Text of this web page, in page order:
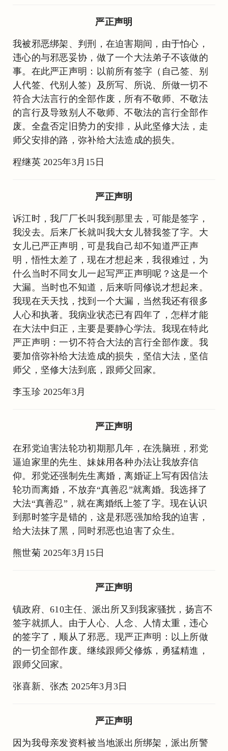
严正声明
我被邪恶绑架、判刑，在迫害期间，由于怕心，
违心的与邪恶妥协，做了一个大法弟子不该做的
事。在此严正声明：以前所有签字（自己签、别
人代签、代别人签）及所写、所说、所做一切不
符合大法言行的全部作废，所有不敬师、不敬法
的言行及导致别人不敬师、不敬法的言行全部作
废。全盘否定旧势力的安排，从此坚修大法，走
师父安排的路，弥补给大法造成的损失。
程继英 2025年3月15日
严正声明
诉江时，我厂厂长叫我到那里去，可能是签字，
我没去。后来厂长就叫我大女儿替我签了字。大
女儿已严正声明，可是我自己却不知道严正声
明，悟性太差了，现在才想起来，我很难过，为
什么当时不同女儿一起写严正声明呢？这是一个
大漏。当时也不知道，后来听同修说才想起来。
我现在天天找，找到一个大漏，当然我还有很多
人心和执著。我病业状态已有四年了，怎样才能
在大法中归正，主要是要静心学法。我现在特此
严正声明：一切不符合大法的言行全部作废。我
要加倍弥补给大法造成的损失，坚信大法，坚信
师父，坚修大法到底，跟师父回家。
李玉珍 2025年3月
严正声明
在邪党迫害法轮功初期那几年，在洗脑班，邪党
逼迫家里的先生、妹妹用各种办法让我放弃信
仰。邪党还强制先生离婚，离婚证上写有因信法
轮功而离婚，不放弃“真善忍”就离婚。我选择了
大法“真善忍”，就在离婚纸上签了字。现在认识
到那时签字是错的，这是邪恶强加给我的迫害，
给大法抹了黑，同时邪恶也迫害了众生。
熊世菊 2025年3月15日
严正声明
镇政府、610主任、派出所又到我家骚扰，扬言不
签字就抓人。由于人心、人念、人情太重，违心
的签字了，顺从了邪恶。现严正声明：以上所做
的一切全部作废。继续跟师父修炼，勇猛精進，
跟师父回家。
张喜新、张杰 2025年3月3日
严正声明
因为我母亲发资料被当地派出所绑架，派出所警